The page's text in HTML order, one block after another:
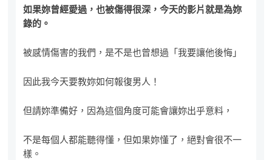
如果妳曾經愛過，也被傷得很深，今天的影片就是為妳
錄的。
被感情傷害的我們，是不是也曾想過「我要讓他後悔」
因此我今天要教妳如何報復男人！
但請妳準備好，因為這個角度可能會讓妳出乎意料，
不是每個人都能聽得懂，但如果妳懂了，絕對會很不一
樣。